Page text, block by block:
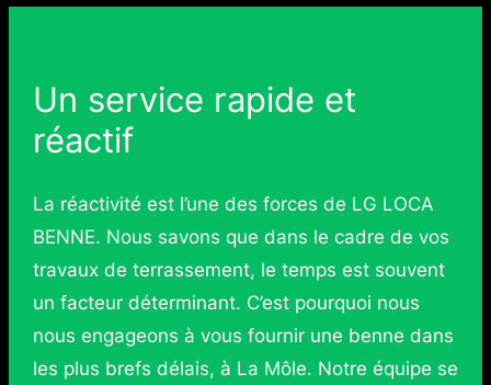
Un service rapide et
réactif
La réactivité est l’une des forces de LG LOCA
BENNE. Nous savons que dans le cadre de vos
travaux de terrassement, le temps est souvent
un facteur déterminant. C’est pourquoi nous
nous engageons à vous fournir une benne dans
les plus brefs délais, à La Môle. Notre équipe se